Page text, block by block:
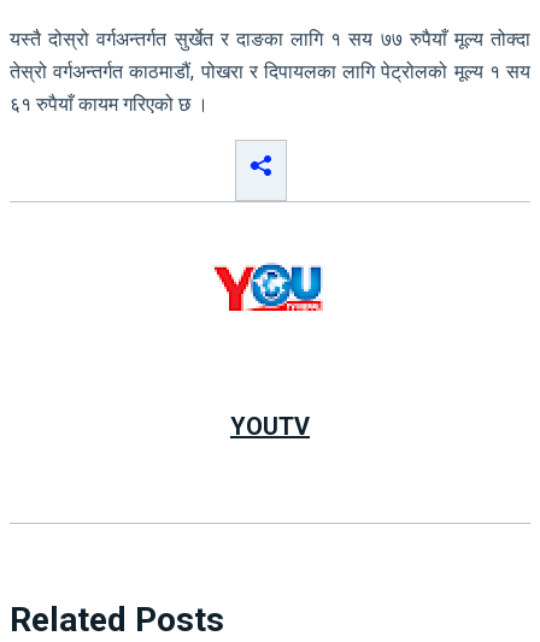
यस्तै दोस्रो वर्गअन्तर्गत सुर्खेत र दाङका लागि १ सय ७७ रुपैयाँ मूल्य तोक्दा
तेस्रो वर्गअन्तर्गत काठमाडौं, पोखरा र दिपायलका लागि पेट्रोलको मूल्य १ सय
६१ रुपैयाँ कायम गरिएको छ ।
YOUTV
Related Posts